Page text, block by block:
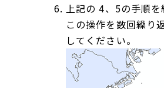
上記の 4、5の手順
この操作を数回繰り
してください。